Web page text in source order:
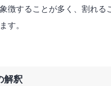
徴することが多く、割れる
す。
解釈